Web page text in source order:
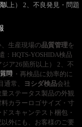
上） 2、不良発見・問題
、生産現場の品質管理 を
：HQTS-YOSHIDA検品
ア26箇所以上） 2、不
理・再検品に効率的に
常、
ヨシダ検品会社
ステータス製品の外観
カラーロゴサイズ・寸
スキャンテスト梱包・
外にも、お客様のご要
問